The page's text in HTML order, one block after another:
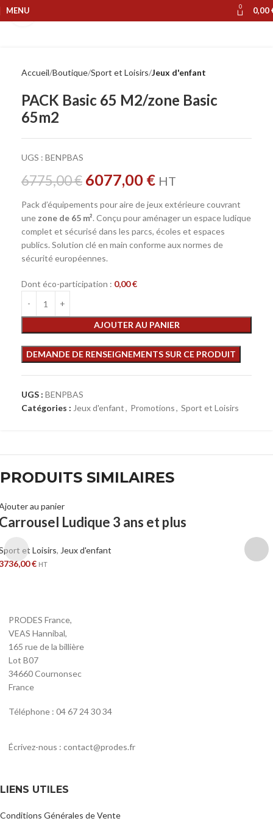
MENU 0 0,00
Accueil Boutique Sport et Loisirs Jeux d'enfant
PACK Basic 65 M2/zone Basic
65m2
UGS : BENPBAS
6775,00€ 6077,00 € HT
Pack d’équipements pour aire de jeux extérieure couvrant
unezone de 65 m². Conçu pour aménager un espace ludique
complet et sécurisé dans les parcs, écoles et espaces
publics. Solution clé en main conforme aux normes de
sécurité européennes.
Dont éco-participation : 0,00€
AJOUTER AU PANIER
UGS : BENPBAS
Catégories : Jeux d'enfant, Promotions, Sport et Loisirs
PRODUITS SIMILAIRES
au panier
Ludique 3 ans et plus
et Loisirs,Jeux d'enfant
€ HT
PRODES France,
VEAS Hannibal,
165 rue de la billière
Lot B07
34660 Cournonsec
France
Téléphone : 04 67 24 30 34
Écrivez-nous : contact@prodes.fr
LIENS UTILES
Conditions Générales de Vente